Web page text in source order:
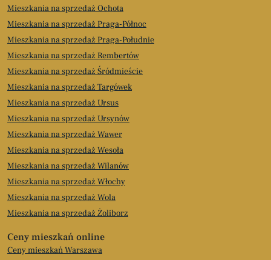
Mieszkania na sprzedaż Ochota
Mieszkania na sprzedaż Praga-Północ
Mieszkania na sprzedaż Praga-Południe
Mieszkania na sprzedaż Rembertów
Mieszkania na sprzedaż Śródmieście
Mieszkania na sprzedaż Targówek
Mieszkania na sprzedaż Ursus
Mieszkania na sprzedaż Ursynów
Mieszkania na sprzedaż Wawer
Mieszkania na sprzedaż Wesoła
Mieszkania na sprzedaż Wilanów
Mieszkania na sprzedaż Włochy
Mieszkania na sprzedaż Wola
Mieszkania na sprzedaż Żoliborz
Ceny mieszkań online
Ceny mieszkań Warszawa